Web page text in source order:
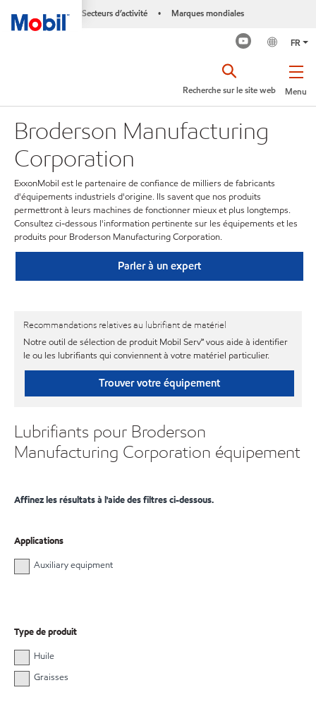
Secteurs d’activité • Marques mondiales
FR
Menu
Recherche sur le site web
Broderson Manufacturing
Corporation
ExxonMobil est le partenaire de confiance de milliers de fabricants
d'équipements industriels d'origine. Ils savent que nos produits
permettront à leurs machines de fonctionner mieux et plus longtemps.
Consultez ci-dessous l'information pertinente sur les équipements et les
produits pour Broderson Manufacturing Corporation.
Parler à un expert
Recommandations relatives au lubrifiant de matériel
Notre outil de sélection de produit Mobil Serv℠ vous aide à identifier
le ou les lubrifiants qui conviennent à votre matériel particulier.
Trouver votre équipement
Lubrifiants pour Broderson
Manufacturing Corporation équipement
Affinez les résultats à l'aide des filtres ci-dessous.
Applications
Auxiliary equipment
Type de produit
Huile
Graisses